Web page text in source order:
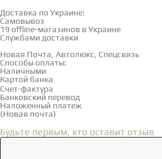
Доставка по Украине:
Самовывоз
19 offline-магазинов в Украине
Службами доставки
Новая Почта, Автолюкс, Спецсвязь
Способы оплаты:
Наличными
Картой банка
Счет-фактура
Банковский перевод
Наложенный платеж
(Новая почта)
Будьте первым, кто оставит отзыв